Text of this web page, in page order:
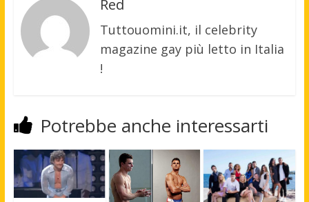
Red
Tuttouomini.it, il celebrity
magazine gay più letto in Italia
!
Potrebbe anche interessarti